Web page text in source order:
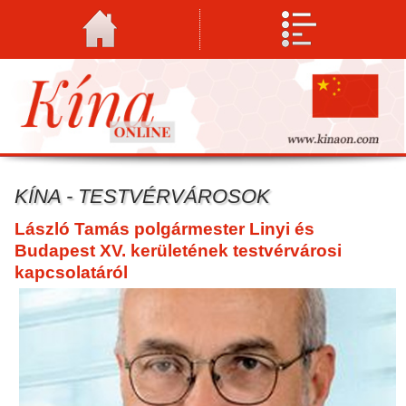
KÍNA - TESTVÉRVÁROSOK
László Tamás polgármester Linyi és
Budapest XV. kerületének testvérvárosi
kapcsolatáról